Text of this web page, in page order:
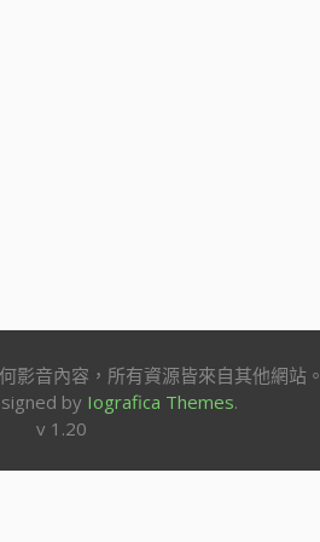
影音內容，所有資源皆來自其他網站。
by Iografica Themes.
v 1.20